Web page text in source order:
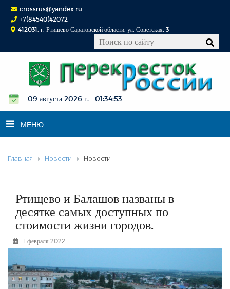
crossrus@yandex.ru
+7(84540)42072
412031, г. Ртищево Саратовской области, ул. Советская, 3
09 августа 2026 г. 01:34:53
МЕНЮ
НОВОСТИ
К СВЕДЕНИЮ
КОНКУРСЫ
ФОТОРЕПОРТАЖИ
РЕКЛАМОДАТЕЛЯМ
КОНТАКТЫ
Главная Новости Новости
Ртищево и Балашов названы в
десятке самых доступных по
стоимости жизни городов.
1 февраля 2022